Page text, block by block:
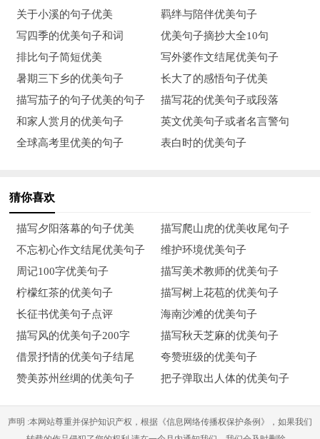
7、不知何时，窗外开始下雨，是唤醒万物细如牛毛的春雨。它
太细小了，你若是不注意，是不会发现雨正慢慢的斜斜的飘下
来。雨中夹着的微风，带着一丝微微的泥土和青草的香味。是
的，这场雨带来了春天。
8、噼劈啪啪！叮叮当当！铜钱大的雨点饶有节奏地打在玻璃窗
和铁瓦上。“喀嚓！”又一个大炸雷！好象炸裂了天河，瓢泼大雨
儿，街道上，院子里成了一片汪洋，汽车经过处溅起一米多高的
水墙，大风掀起一层层水浪。此时此刻，我们好象坐在一艘正在
风雨里破浪远航的大船上。
9、走在夏天的乡间的雨里，我怀有别样的感慨，是的，历经六
百余年苍搡的家园，发月轮回，年代更迭，我感觉旧的意念与现
代意识相依并存，但愿这时久的夏雨能洗清人人心中的尘埃，还
原他们祖先，六百余年前的初衷。
10、调皮的雨点儿像谁扔下来的钢珠一样砸在河面上，溅起高高
上，咚咚作响。
关于小溪的句子优美
羁绊与陪伴优美句子
写四季的优美句子和词
优美句子摘抄大全10句
排比句子简短优美
写外婆作文结尾优美句子
暑期三下乡的优美句子
长大了的感悟句子优美
描写茄子的句子优美的句子
描写花的优美句子或段落
和家人赏月的优美句子
英文优美句子或者名言警句
全球高考里优美的句子
表白时的优美句子
猜你喜欢
描写夕阳落幕的句子优美
描写爬山虎的优美收尾句子
不忘初心作文结尾优美句子
维护环境优美句子
周记100字优美句子
描写美术教师的优美句子
柠檬红茶的优美句子
描写树上花苞的优美句子
长征书优美句子点评
海南沙滩的优美句子
描写风的优美句子200字
描写秋天芝麻的优美句子
借景抒情的优美句子结尾
夸赞班级的优美句子
赞美苏州丝绸的优美句子
把子弹取出人体的优美句子
声明 :本网站尊重并保护知识产权，根据《信息网络传播权保护条例》，如果我们